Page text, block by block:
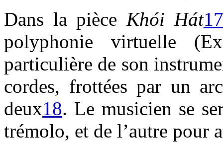
Dans la pièceKhói Hát17
polyphonie virtuelle
particulière de son
cordes, frottées par un
deux18. Le musicien se
trémolo, et de l’autre pour